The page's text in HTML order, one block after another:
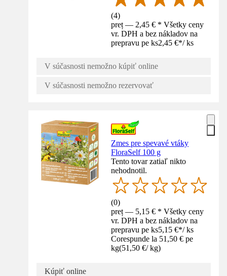
(4)
preț — 2,45 € * Všetky ceny
vr. DPH a bez nákladov na
prepravu pe ks2,45 €*/ ks
V súčasnosti nemožno kúpiť online
V súčasnosti nemožno rezervovať
Zmes pre spevavé vtáky
FloraSelf 100 g
Tento tovar zatiaľ nikto
nehodnotil.
(0)
preț — 5,15 € * Všetky ceny
vr. DPH a bez nákladov na
prepravu pe ks5,15 €*/ ks
Corespunde la 51,50 € pe
kg(51,50 €/ kg)
Kúpiť online